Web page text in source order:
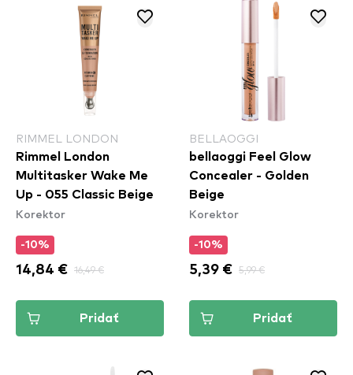
RIMMEL LONDON
Rimmel London
Multitasker Wake Me
Up - 055 Classic Beige
Korektor
-10%
14,84 € 16,49 €
Pridať
BELLAOGGI
bellaoggi Feel Glow
Concealer - Golden
Beige
Korektor
-10%
5,39 € 5,99 €
Pridať